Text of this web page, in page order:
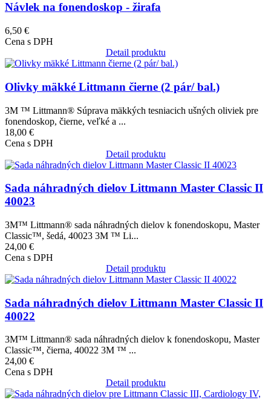
Návlek na fonendoskop - žirafa
6,50 €
Cena s DPH
Detail produktu
Obrázok
Olivky mäkké Littmann čierne (2 pár/ bal.)
3M ™ Littmann® Súprava mäkkých tesniacich ušných oliviek pre
fonendoskop, čierne, veľké a ...
18,00 €
Cena s DPH
Detail produktu
Obrázok
Sada náhradných dielov Littmann Master Classic II
40023
3M™ Littmann® sada náhradných dielov k fonendoskopu, Master
Classic™, šedá, 40023 3M ™ Li...
24,00 €
Cena s DPH
Detail produktu
Obrázok
Sada náhradných dielov Littmann Master Classic II
40022
3M™ Littmann® sada náhradných dielov k fonendoskopu, Master
Classic™, čierna, 40022 3M ™ ...
24,00 €
Cena s DPH
Detail produktu
Obrázok